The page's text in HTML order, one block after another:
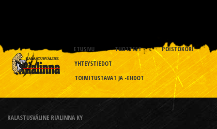
ETUSIVU TUOTTEET
POISTOKORI
YHTEYSTIEDOT
TOIMITUSTAVAT JA -EHDOT
KALASTUSVÄLINE RIALINNA KY